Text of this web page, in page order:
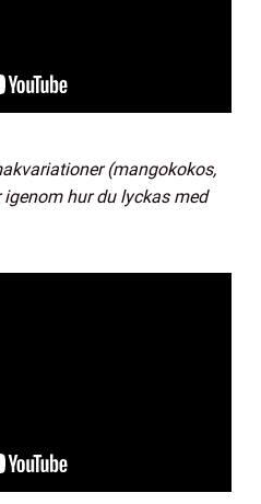
(mangokokos,
hur du lyckas med